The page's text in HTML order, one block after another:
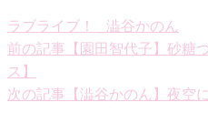
ラブライブ！_澁谷かのん
投
稿
前の記事 【園田智代子】砂糖
ス】
次の記事 【澁谷かのん】夜空